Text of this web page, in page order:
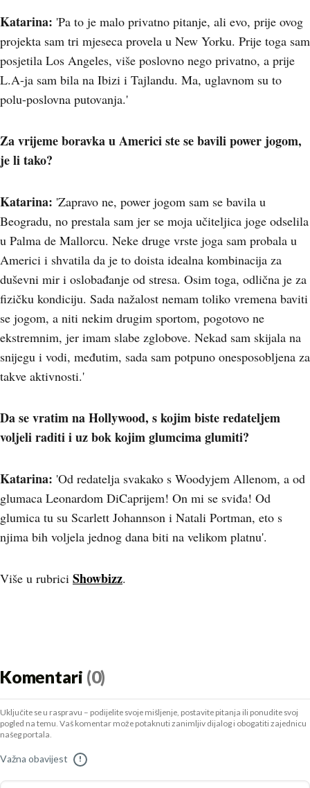
Katarina: 'Pa to je malo privatno pitanje, ali evo, prije ovog
projekta sam tri mjeseca provela u New Yorku. Prije toga sam
posjetila Los Angeles, više poslovno nego privatno, a prije
L.A-ja sam bila na Ibizi i Tajlandu. Ma, uglavnom su to
polu-poslovna putovanja.'
Za vrijeme boravka u Americi ste se bavili power jogom,
je li tako?
Katarina: 'Zapravo ne, power jogom sam se bavila u
Beogradu, no prestala sam jer se moja učiteljica joge odselila
u Palma de Mallorcu. Neke druge vrste joga sam probala u
Americi i shvatila da je to doista idealna kombinacija za
duševni mir i oslobađanje od stresa. Osim toga, odlična je za
fizičku kondiciju. Sada nažalost nemam toliko vremena baviti
se jogom, a niti nekim drugim sportom, pogotovo ne
ekstremnim, jer imam slabe zglobove. Nekad sam skijala na
snijegu i vodi, međutim, sada sam potpuno onesposobljena za
takve aktivnosti.'
Da se vratim na Hollywood, s kojim biste redateljem
voljeli raditi i uz bok kojim glumcima glumiti?
Katarina: 'Od redatelja svakako s Woodyjem Allenom, a od
glumaca Leonardom DiCaprijem! On mi se sviđa! Od
glumica tu su Scarlett Johannson i Natali Portman, eto s
njima bih voljela jednog dana biti na velikom platnu'.
Više u rubrici Showbizz.
Komentari (0)
Uključite se u raspravu – podijelite svoje mišljenje, postavite pitanja ili ponudite svoj
pogled na temu. Vaš komentar može potaknuti zanimljiv dijalog i obogatiti zajednicu
našeg portala.
Važna obavijest !